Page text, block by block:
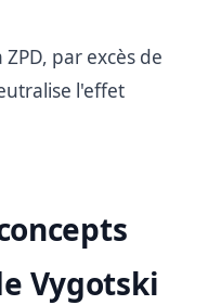
par excès de
l'effet
Vygotski